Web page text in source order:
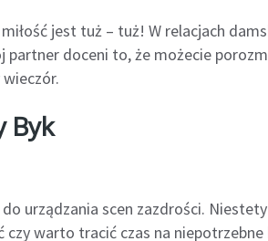
jest tuż – tuż! W relacjach
doceni to, że możecie
Byk
urządzania scen zazdrości.
warto tracić czas na